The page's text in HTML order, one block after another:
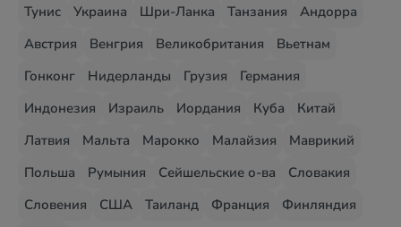
Тунис
Украина Шри-Ланка Танзания
Андорра
Австрия
Венгрия Великобритания
Вьетнам
Гонконг
Нидерланды Грузия
Германия
Индонезия
Израиль Иордания Куба
Китай
Латвия
Мальта Марокко Малайзия
Маврикий
Польша
Румыния Сейшельские о-ва
Словакия
Словения
США Таиланд Франция
Финляндия